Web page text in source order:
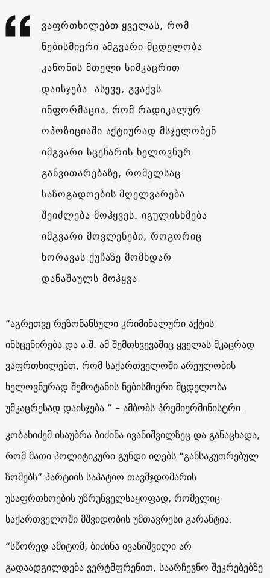
ვაფრთხილებთ ყველას, რომ
ნებისმიერი ამგვარი მცდელობა
კანონის მთელი სიმკაცრით
დაისჯება. ასევე, გვაქვს
ინფორმაცია, რომ რადიკალურ
ოპოზიციაში აქტიურად მსჯელობენ
იმგვარი სცენარის ხელოვნურ
განვითარებაზე, რომელსაც
საზოგადოების მღელვარება
შეიძლება მოჰყვეს. იგულისხმება
იმგვარი მოვლენები, როგორიც
ხორავას ქუჩაზე მომხდარ
დანაშაულს მოჰყვა
“აგრეთვე რეზონანსული კრიმინალური აქტის
ინსცენირება და ა.შ. ამ შემთხვევაშიც ყველას მკაცრად
ვაფრთხილებთ, რომ საქართველოში არეულობის
ხელოვნურად შემოტანის ნებისმიერი მცდელობა
უმკაცრესად დაისჯება.” – ამბობს პრემიერმინისტრი.
კობახიძემ ისაუბრა ბიძინა ივანიშვილზეც და განაცხადა,
რომ მათი პოლიტიკური გუნდი იღებს “განსაკუთრებულ
ზომებს” პარტიის საპატიო თავმჯდომარის
უსაფრთხოების უზრუნველსაყოფად, რომელიც
საქართველოში მშვიდობის უმთავრესი გარანტია.
“სწორედ ამიტომ, ბიძინა ივანიშვილი არ
გადაადგილდება ვერტმფრენით, საარჩევნო შეკრებებზე